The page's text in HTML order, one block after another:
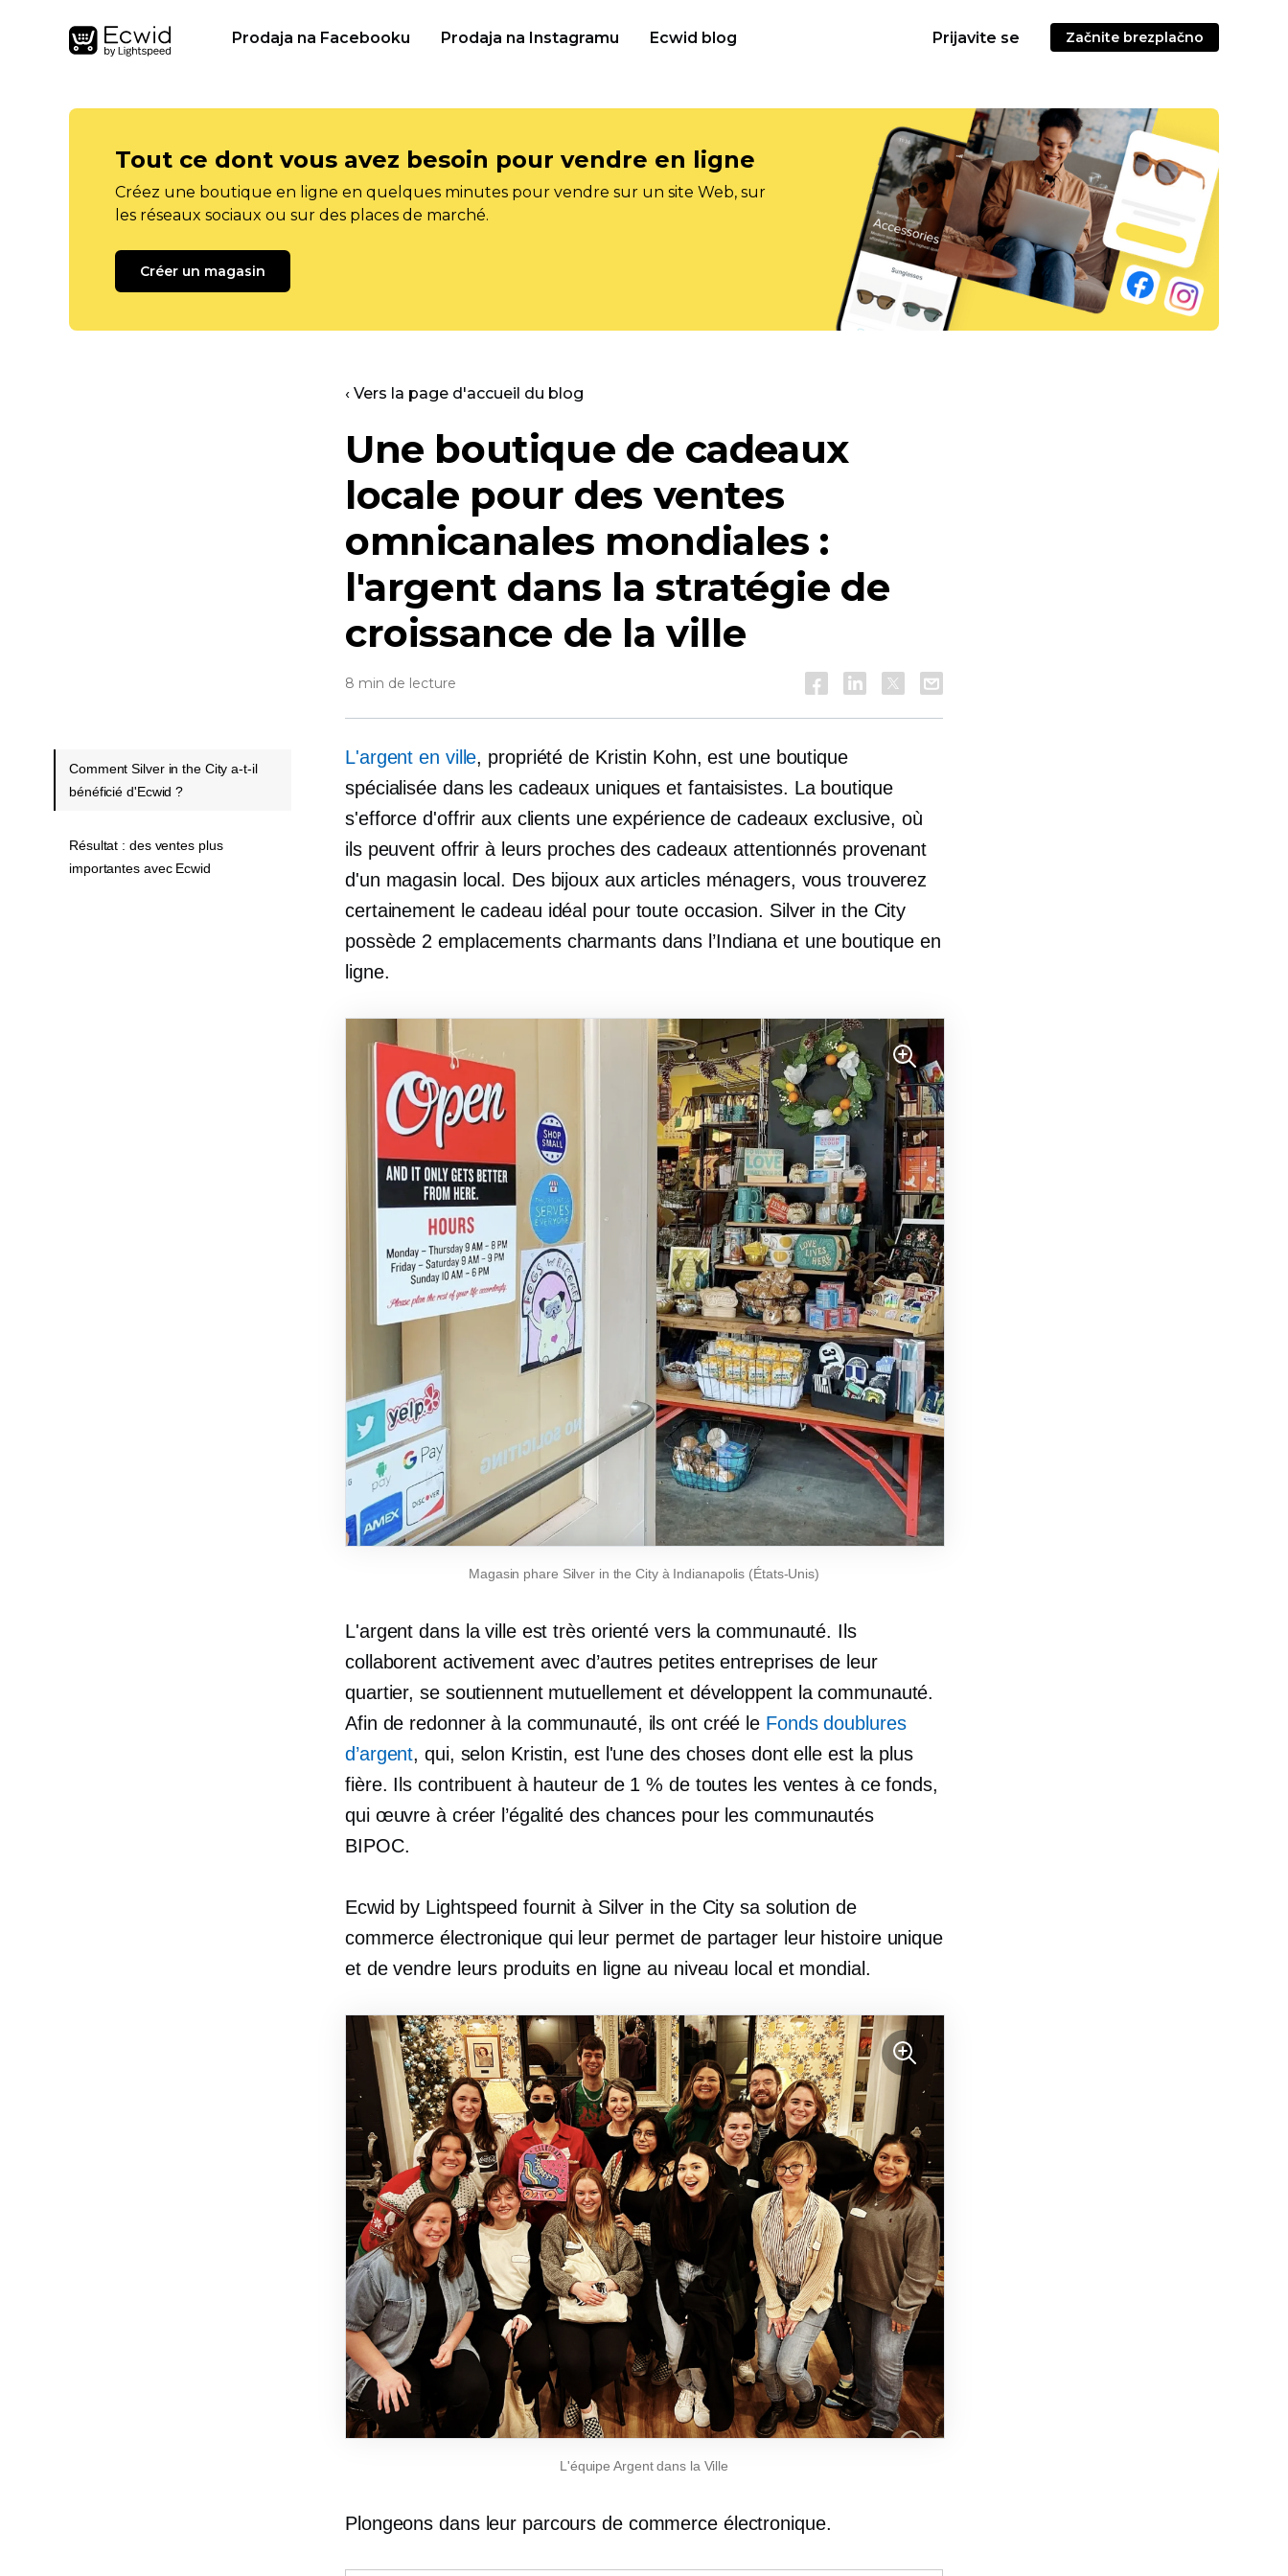
Prodaja na Facebooku Prodaja na Instagramu Ecwid blog Prijavite se Začnite brezplačno
Tout ce dont vous avez besoin pour vendre en ligne
Créez une boutique en ligne en quelques minutes pour vendre sur un site Web, sur
les réseaux sociaux ou sur des places de marché.
Créer un magasin
‹ Vers la page d'accueil du blog
Une boutique de cadeaux
locale pour des ventes
omnicanales mondiales :
l'argent dans la stratégie de
croissance de la ville
8 min de lecture
L'argent en ville, propriété de Kristin Kohn, est une boutique
spécialisée dans les cadeaux uniques et fantaisistes. La boutique
s'efforce d'offrir aux clients une expérience de cadeaux exclusive, où
ils peuvent offrir à leurs proches des cadeaux attentionnés provenant
d'un magasin local. Des bijoux aux articles ménagers, vous trouverez
certainement le cadeau idéal pour toute occasion. Silver in the City
possède 2 emplacements charmants dans l’Indiana et une boutique en
ligne.
Magasin phare Silver in the City à Indianapolis (États-Unis)
L'argent dans la ville est très orienté vers la communauté. Ils
collaborent activement avec d’autres petites entreprises de leur
quartier, se soutiennent mutuellement et développent la communauté.
Afin de redonner à la communauté, ils ont créé le Fonds doublures
d’argent, qui, selon Kristin, est l'une des choses dont elle est la plus
fière. Ils contribuent à hauteur de 1 % de toutes les ventes à ce fonds,
qui œuvre à créer l’égalité des chances pour les communautés
BIPOC.
Ecwid by Lightspeed fournit à Silver in the City sa solution de
commerce électronique qui leur permet de partager leur histoire unique
et de vendre leurs produits en ligne au niveau local et mondial.
L'équipe Argent dans la Ville
Plongeons dans leur parcours de commerce électronique.
Comment Silver in the City a-t-il
bénéficié d'Ecwid ?
Résultat : des ventes plus
importantes avec Ecwid